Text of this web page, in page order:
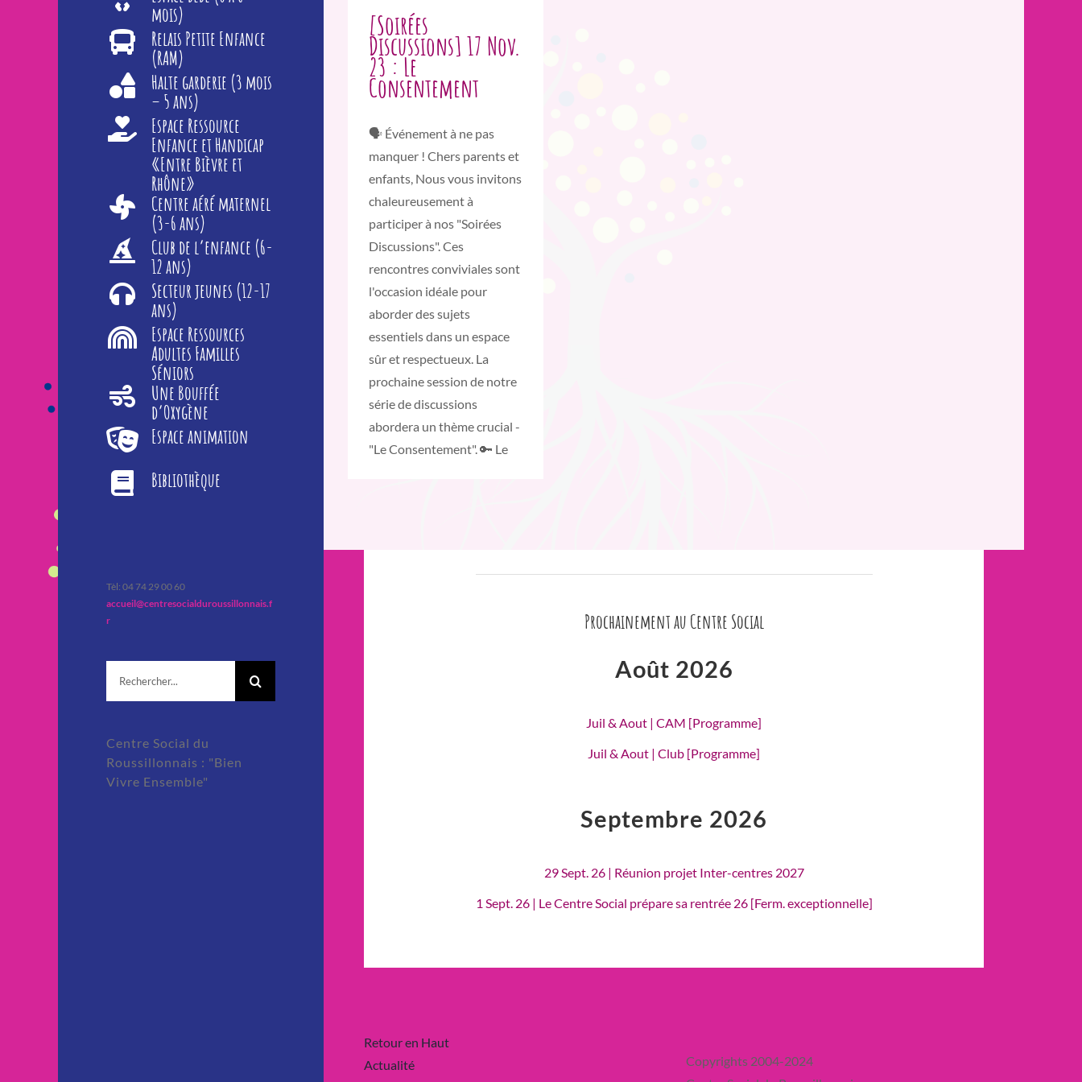
mois)
Relais Petite Enfance
(RAM)
Halte garderie (3 mois
– 5 ans)
Espace Ressource
Enfance et Handicap
«Entre Bièvre et
Rhône»
Centre aéré maternel
(3-6 ans)
Club de l’enfance (6-
12 ans)
Secteur jeunes (12-17
ans)
Espace Ressources
Adultes Familles
Séniors
Une Bouffée
d’Oxygène
Espace animation
Bibliothèque
Tèl: 04 74 29 00 60
accueil@centresocialduroussillonnais.f
r
Centre Social du
Roussillonnais : "Bien
Vivre Ensemble"
[Soirées
Discussions] 17 Nov.
23 : Le
Consentement
🗣️ Événement à ne pas
manquer ! Chers parents et
enfants, Nous vous invitons
chaleureusement à
participer à nos "Soirées
Discussions". Ces
rencontres conviviales sont
l'occasion idéale pour
aborder des sujets
essentiels dans un espace
sûr et respectueux. La
prochaine session de notre
série de discussions
abordera un thème crucial -
"Le Consentement". 🔑 Le
Prochainement au Centre Social
Août 2026
Juil & Aout | CAM [Programme]
Juil & Aout | Club [Programme]
Septembre 2026
29 Sept. 26 | Réunion projet Inter-centres 2027
1 Sept. 26 | Le Centre Social prépare sa rentrée 26 [Ferm. exceptionnelle]
Retour en Haut
Actualité
Copyrights 2004-2024